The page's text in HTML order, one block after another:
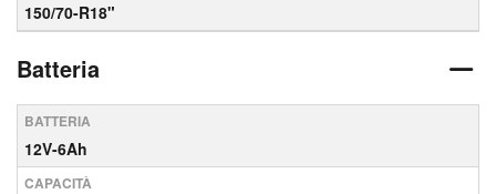
150/70-R18"
Batteria
BATTERIA
12V-6Ah
CAPACITÀ